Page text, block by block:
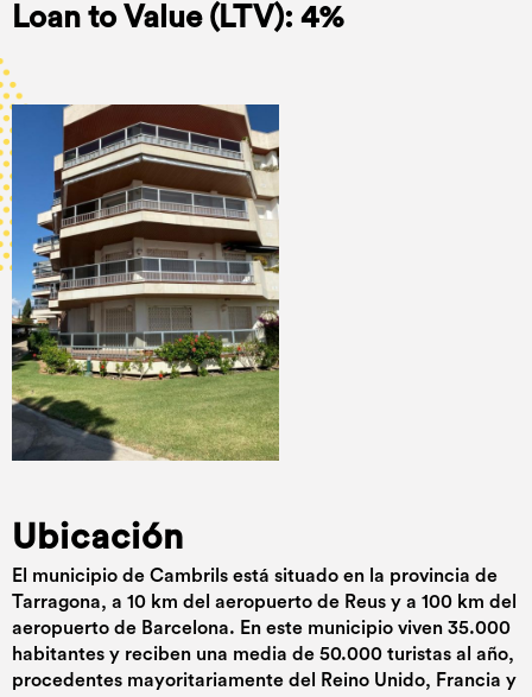
Loan to Value (LTV): 4%
Ubicación
El municipio de Cambrils está situado en la provincia de
Tarragona, a 10 km del aeropuerto de Reus y a 100 km del
aeropuerto de Barcelona. En este municipio viven 35.000
habitantes y reciben una media de 50.000 turistas al año,
procedentes mayoritariamente del Reino Unido, Francia y